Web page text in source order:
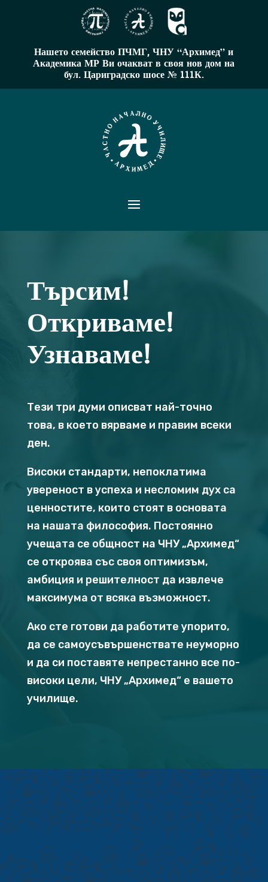
Нашето семейство ПЧМГ, ЧНУ “Архимед” и
Академика МР Ви очакват в своя нов дом на
бул. Цариградско шосе № 111К.
Търсим!
Откриваме!
Узнаваме!
Тези три думи описват най-точно
това, в което вярваме и правим всеки
ден.
Високи стандарти, непоклатима
увереност в успеха и несломим дух са
ценностите, които стоят в основата
на нашата философия. Постоянно
учещата се общност на ЧНУ „Архимед“
се откроява със своя оптимизъм,
амбиция и решителност да извлече
максимума от всяка възможност.
Ако сте готови да работите упорито,
да се самоусъвършенствате неуморно
и да си поставяте непрестанно все по-
високи цели, ЧНУ „Архимед“ е вашето
училище.